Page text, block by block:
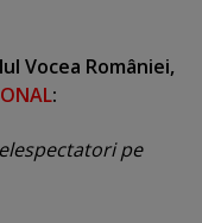
Vocea României,
:
pe